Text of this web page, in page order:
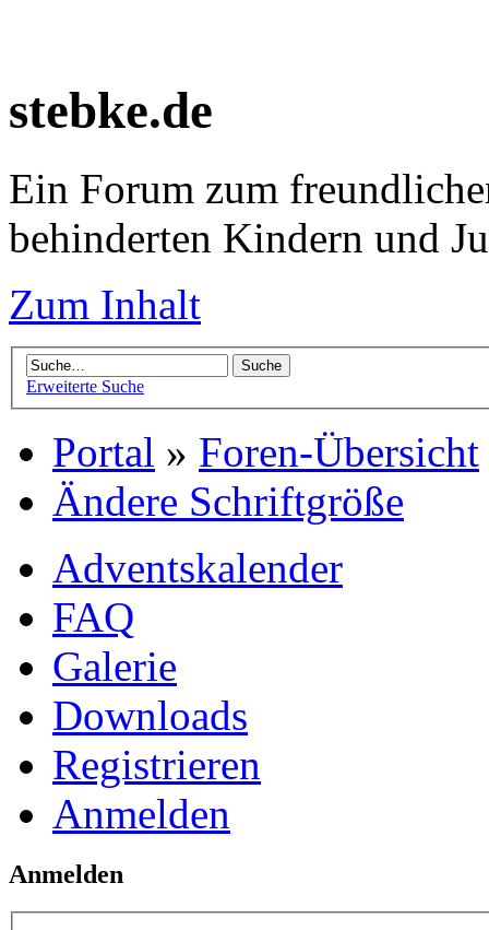
stebke.de
Ein Forum zum
behinderten Kindern und
Zum Inhalt
Erweiterte Suche
Portal » Foren-Übersicht
Ändere Schriftgröße
Adventskalender
FAQ
Galerie
Downloads
Registrieren
Anmelden
Anmelden